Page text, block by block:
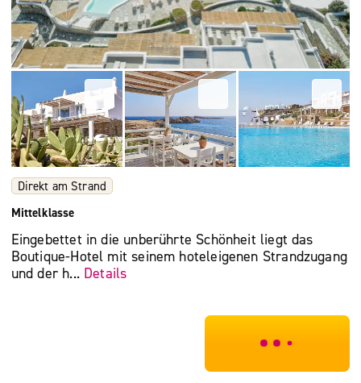
Direkt am Strand
Mittelklasse
Eingebettet in die unberührte Schönheit liegt das
Boutique-Hotel mit seinem hoteleigenen Strandzugang
und der h... Details
***************